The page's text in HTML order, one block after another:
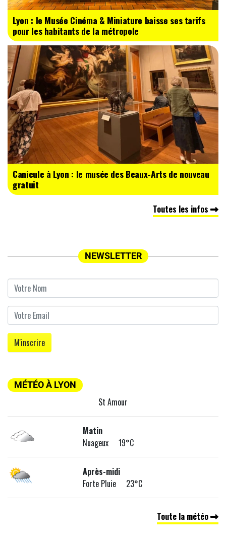
Lyon : le Musée Cinéma & Miniature baisse ses tarifs
pour les habitants de la métropole
Canicule à Lyon : le musée des Beaux-Arts de nouveau
gratuit
Toutes les infos
NEWSLETTER
MÉTÉO À LYON
St Amour
Matin
Nuageux 19°C
Après-midi
Forte Pluie 23°C
Toute la météo